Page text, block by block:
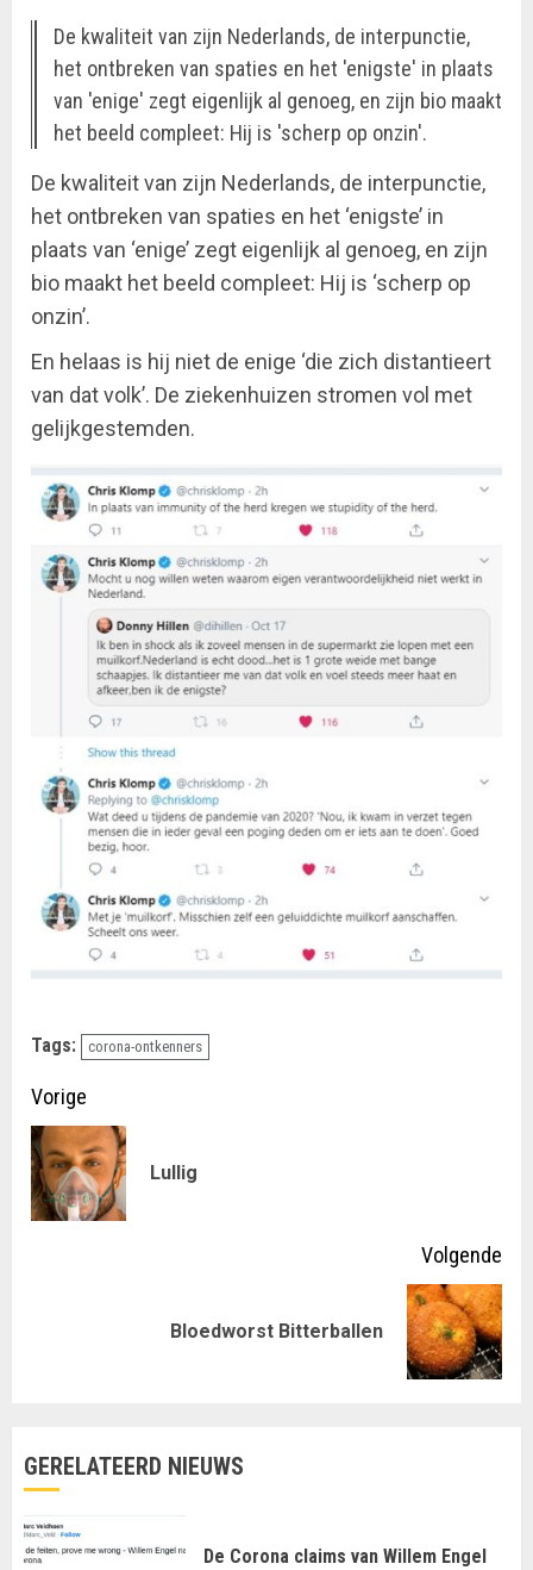
De kwaliteit van zijn Nederlands, de interpunctie,
het ontbreken van spaties en het 'enigste' in plaats
van 'enige' zegt eigenlijk al genoeg, en zijn bio maakt
het beeld compleet: Hij is 'scherp op onzin'.
De kwaliteit van zijn Nederlands, de interpunctie,
het ontbreken van spaties en het ‘enigste’ in
plaats van ‘enige’ zegt eigenlijk al genoeg, en zijn
bio maakt het beeld compleet: Hij is ‘scherp op
onzin’.
En helaas is hij niet de enige ‘die zich distantieert
van dat volk’. De ziekenhuizen stromen vol met
gelijkgestemden.
Tags: corona-ontkenners
Doorgaan
met
lezen
Vorige
Lullig
Volgende
Bloedworst Bitterballen
GERELATEERD NIEUWS
De Corona claims van Willem Engel